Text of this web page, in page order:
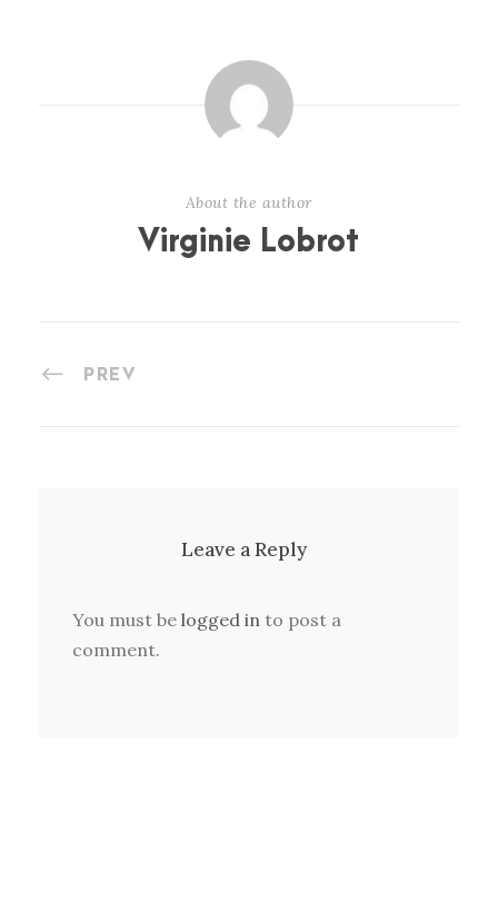
About the author
Virginie Lobrot
PREV
Leave a Reply
You must be logged in to post a
comment.